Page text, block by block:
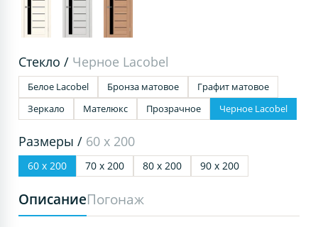
Стекло / Черное Lacobel
Белое Lacobel Бронза матовое
Графит матовое
Зеркало
Мателюкс Прозрачное Черное Lacobel
Размеры / 60 х 200
60 х 200 70 х 200 80 х 200 90 х 200
ОписаниеПогонаж